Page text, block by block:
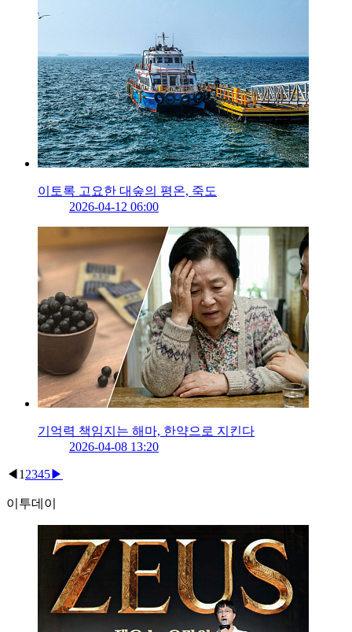
이토록 고요한 대숲의 평온, 죽도
2026-04-12 06:00
기억력 책임지는 해마, 한약으로 지킨다
2026-04-08 13:20
◀ 1 2345▶
이투데이